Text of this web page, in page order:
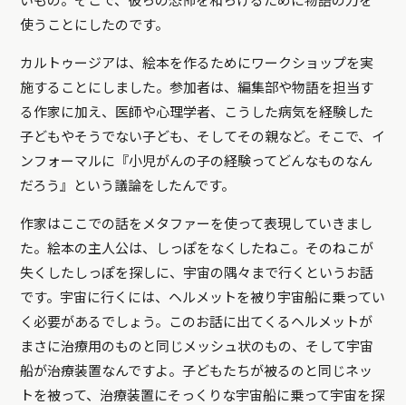
使うことにしたのです。
カルトゥージアは、絵本を作るためにワークショップを実
施することにしました。参加者は、編集部や物語を担当す
る作家に加え、医師や心理学者、こうした病気を経験した
子どもやそうでない子ども、そしてその親など。そこで、イ
ンフォーマルに『小児がんの子の経験ってどんなものなん
だろう』という議論をしたんです。
作家はここでの話をメタファーを使って表現していきまし
た。絵本の主人公は、しっぽをなくしたねこ。そのねこが
失くしたしっぽを探しに、宇宙の隅々まで行くというお話
です。宇宙に行くには、ヘルメットを被り宇宙船に乗ってい
く必要があるでしょう。このお話に出てくるヘルメットが
まさに治療用のものと同じメッシュ状のもの、そして宇宙
船が治療装置なんですよ。子どもたちが被るのと同じネッ
トを被って、治療装置にそっくりな宇宙船に乗って宇宙を探